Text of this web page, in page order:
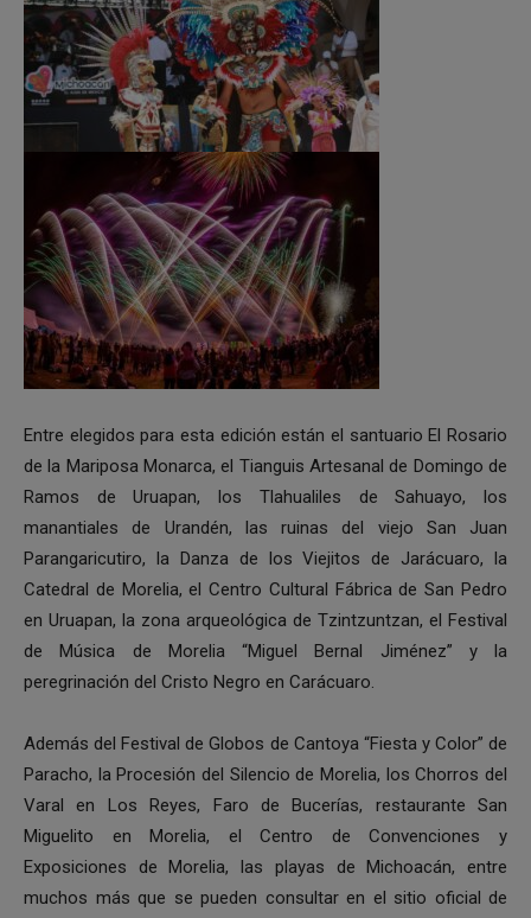
Entre elegidos para esta edición están el santuario El Rosario
de la Mariposa Monarca, el Tianguis Artesanal de Domingo de
Ramos de Uruapan, los Tlahualiles de Sahuayo, los
manantiales de Urandén, las ruinas del viejo San Juan
Parangaricutiro, la Danza de los Viejitos de Jarácuaro, la
Catedral de Morelia, el Centro Cultural Fábrica de San Pedro
en Uruapan, la zona arqueológica de Tzintzuntzan, el Festival
de Música de Morelia “Miguel Bernal Jiménez” y la
peregrinación del Cristo Negro en Carácuaro.
Además del Festival de Globos de Cantoya “Fiesta y Color” de
Paracho, la Procesión del Silencio de Morelia, los Chorros del
Varal en Los Reyes, Faro de Bucerías, restaurante San
Miguelito en Morelia, el Centro de Convenciones y
Exposiciones de Morelia, las playas de Michoacán, entre
muchos más que se pueden consultar en el sitio oficial de